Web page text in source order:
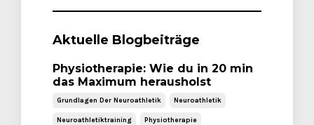
Aktuelle Blogbeiträge
Physiotherapie: Wie du in 20 min
das Maximum herausholst
Grundlagen Der Neuroathletik Neuroathletik
Neuroathletiktraining Physiotherapie